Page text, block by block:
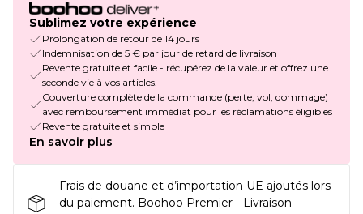
Sublimez votre expérience
Prolongation de retour de 14 jours
Indemnisation de 5 € par jour de retard de livraison
Revente gratuite et facile - récupérez de la valeur et offrez une
seconde vie à vos articles.
Couverture complète de la commande (perte, vol, dommage)
avec remboursement immédiat pour les réclamations éligibles
Revente gratuite et simple
En savoir plus
Frais de douane et d’importation UE ajoutés lors
du paiement. Boohoo Premier - Livraison